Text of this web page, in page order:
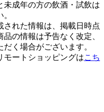
未成年の方の飲酒・試飲は
された情報は、掲載日時点
の情報は予告なく改定、
く場合がございます。
モートショッピングはこち